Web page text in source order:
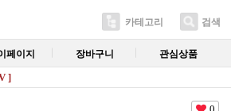
카테고리 검색
페이지 장바구니 관심상품
]